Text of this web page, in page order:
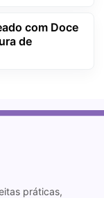
com Doce
de
práticas,